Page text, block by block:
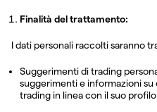
Finalità del trattamento:
I dati personali raccolti saranno
Suggerimenti di trading
suggerimenti e informazioni
trading in linea con il suo